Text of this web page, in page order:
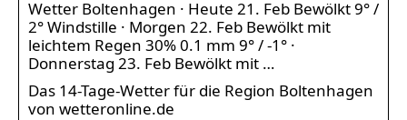
Wetter Boltenhagen · Heute 21. Feb Bewölkt 9° /
2° Windstille · Morgen 22. Feb Bewölkt mit
leichtem Regen 30% 0.1 mm 9° / -1° ·
Donnerstag 23. Feb Bewölkt mit …
Das 14-Tage-Wetter für die Region Boltenhagen
von wetteronline.de